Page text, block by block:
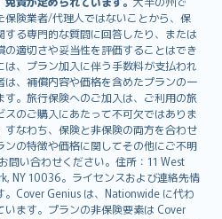
保険業者/代理人ではないことから、保
る専門的な質問に回答したり、または
適切さや妥当性を評価することはでき
、プラン加入に伴う手数料が支払われ
、補償内容や価格を含めたプランの一
。旅行保険へのご加入は、ご利用の旅
のご購入にあたって不可欠ではありま
なわち、保険と非保険の両方を合わせ
の特徴や価格に関してその他にご不明
問い合わせください。住所：11 West
NY 10036。ライセンスおよび連絡先情
Cover Genius は、Nationwide に代わ
います。プランの非保険要素は Cover